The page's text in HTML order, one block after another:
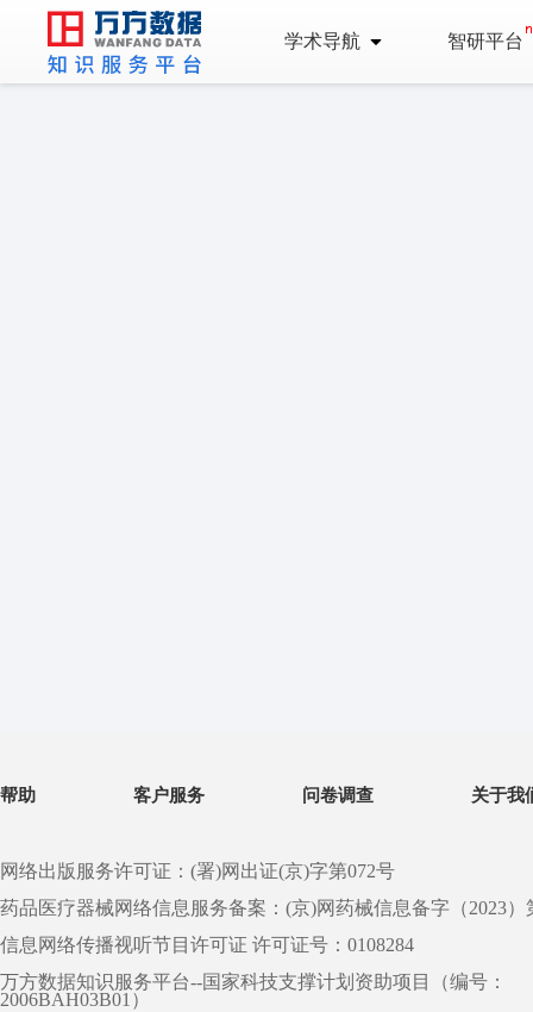
学术导航 智研平台
帮助 客户服务 问卷调查 关于我
网络出版服务许可证：(署)网出证(京)字第072号
药品医疗器械网络信息服务备案：(京)网药械信息备字（2023）
信息网络传播视听节目许可证 许可证号：0108284
万方数据知识服务平台--国家科技支撑计划资助项目（编号：
2006BAH03B01）